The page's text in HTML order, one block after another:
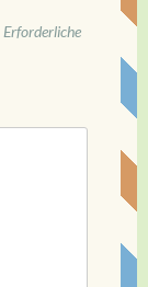
Erforderliche